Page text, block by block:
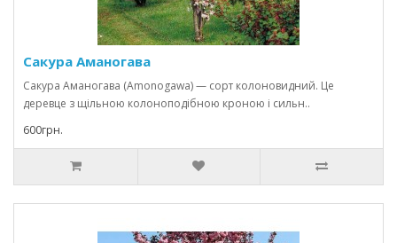
Сакура Аманогава
Сакура Аманогава (Amonogawa) — сорт колоновидний. Це
деревце з щільною колоноподібною кроною і сильн..
600грн.